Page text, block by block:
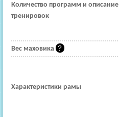
Количество программ и описание
тренировок
Вес маховика
Характеристики рамы